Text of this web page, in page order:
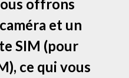
offrons
et un
SIM (pour
ce qui vous